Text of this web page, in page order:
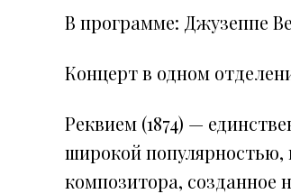
В программе: Джузеппе
Концерт в одном
Реквием (1874) —
широкой популярностью,
композитора, созданное